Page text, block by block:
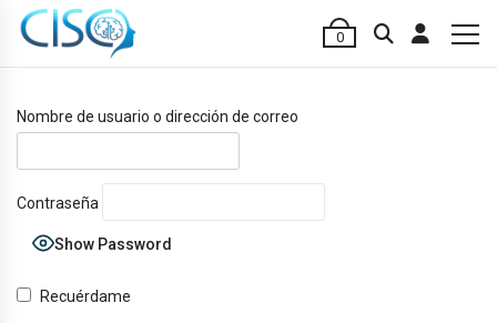
0
Nombre de usuario o dirección de correo
Contraseña
Show Password
Recuérdame